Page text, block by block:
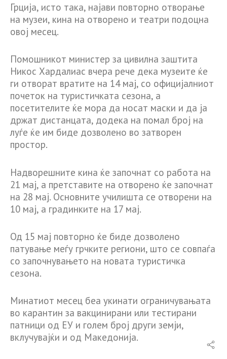
Грција, исто така, најави повторно отворање
на музеи, кина на отворено и театри подоцна
овој месец.
Помошникот министер за цивилна заштита
Никос Хардалиас вчера рече дека музеите ќе
ги отворат вратите на 14 мај, со официјалниот
почеток на туристичката сезона, а
посетителите ќе мора да носат маски и да ја
држат дистанцата, додека на помал број на
луѓе ќе им биде дозволено во затворен
простор.
Надворешните кина ќе започнат со работа на
21 мај, а претставите на отворено ќе започнат
на 28 мај. Основните училишта се отворени на
10 мај, а градинките на 17 мај.
Од 15 мај повторно ќе биде дозволено
патување меѓу грчките региони, што се совпаѓа
со започнувањето на новата туристичка
сезона.
Минатиот месец беа укинати ограничувањата
во карантин за вакцинирани или тестирани
патници од ЕУ и голем број други земји,
вклучувајќи и од Македонија.